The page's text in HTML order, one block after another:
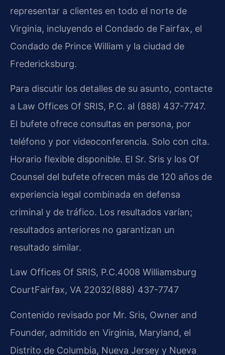
representar a clientes en todo el norte de
Virginia, incluyendo el Condado de Fairfax, el
Condado de Prince William y la ciudad de
Fredericksburg.
Para discutir los detalles de su asunto, contacte
a Law Offices Of SRIS, P.C. al (888) 437-7747.
El bufete ofrece consultas en persona, por
teléfono y por videoconferencia. Solo con cita.
Horario flexible disponible. El Sr. Sris y los Of
Counsel del bufete ofrecen más de 120 años de
experiencia legal combinada en defensa
criminal y de tráfico. Los resultados varían;
resultados anteriores no garantizan un
resultado similar.
Law Offices Of SRIS, P.C.4008 Williamsburg
CourtFairfax, VA 22032(888) 437-7747
Contenido revisado por Mr. Sris, Owner and
Founder, admitido en Virginia, Maryland, el
Distrito de Columbia, Nueva Jersey y Nueva